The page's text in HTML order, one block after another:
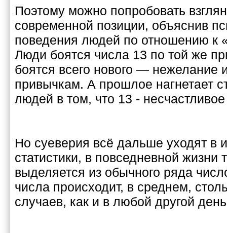
Поэтому можно попробовать
современной позиции, объяснив
поведения людей по отношению к
Люди боятся числа 13 по той же
боятся всего нового — нежелание
привычкам. А прошлое нагнетает
людей в том, что 13 -
Но суеверия всё дальше уходят в
статистики, в повседневной жизни
выделяется из обычного ряда
числа происходит, в среднем,
случаев, как и в любой другой